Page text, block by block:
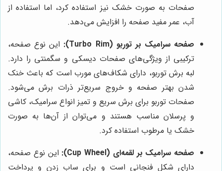
صفحات به صورت خشک نیز استفاده کرد، اما استفاده از
آب، عمر مفید صفحه را افزایش می‌دهد.
صفحه سرامیک بر توربو (Turbo Rim):
این نوع صفحه،
ترکیبی از ویژگی‌های صفحات دیسکی و سگمنتی را دارد.
لبه برش توربو، دارای شکاف‌های مورب است که باعث خنک
شدن بهتر صفحه و خروج سریع‌تر ذرات برش می‌شود.
صفحات توربو برای برش سریع و تمیز انواع سرامیک، کاشی
و پرسلان مناسب هستند و می‌توان از آن‌ها به صورت
خشک یا مرطوب استفاده کرد.
صفحه سرامیک بر لقمه‌ای (Cup Wheel):
این نوع صفحه،
دارای شکل فنجانی است و برای ساب زدن و پرداخت